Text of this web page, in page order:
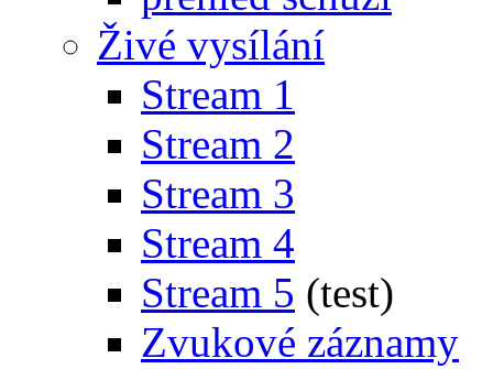
Živé vysílání
Stream 1
Stream 2
Stream 3
Stream 4
Stream 5 (test)
Zvukové záznamy